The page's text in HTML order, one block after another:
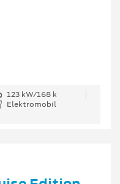
123 kW/168 k
Elektromobil